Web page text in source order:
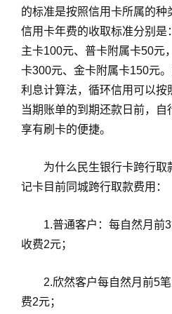
的标准是按照信用卡所属的
信用卡年费的收取标准分别是
主卡100元、普卡附属卡50元
卡300元、金卡附属卡150元
利息计算法，循环信用可以按
当期账单的到期还款日前，自
享有刷卡的便捷。
为什么民生银行卡跨行
记卡目前同城跨行取款费用：
1.普通客户：每自然月前
收费2元；
2.欣然客户每自然月前5
费2元；